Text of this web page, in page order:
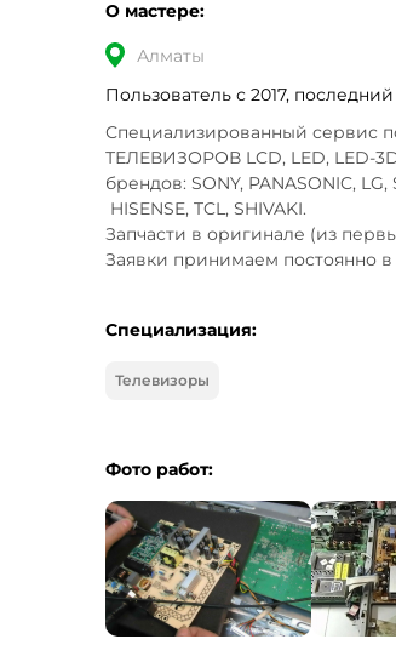
О мастере:
Алматы
Пользователь с 2017,
Специализированный сервис
ТЕЛЕВИЗОРОВ LCD, LED, LED-
брендов: SONY, PANASONIC, LG,
Запчасти в оригинале (из
Заявки принимаем постоянно
Специализация:
Телевизоры
Фото работ: